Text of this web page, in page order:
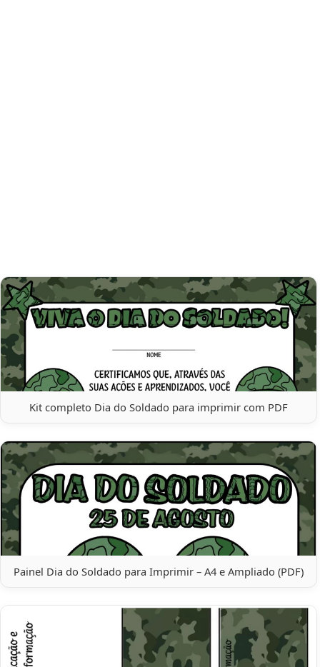
Kit completo Dia do Soldado para imprimir com PDF
Painel Dia do Soldado para Imprimir – A4 e Ampliado (PDF)